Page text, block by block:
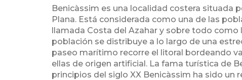
Benicàssim es una localidad costera situada
Plana. Está considerada como una de las
llamada Costa del Azahar y sobre todo como
población se distribuye a lo largo de una
paseo marítimo recorre el litoral bordeando
ellas de origen artificial. La fama turística de
principios del siglo XX Benicàssim ha sido un